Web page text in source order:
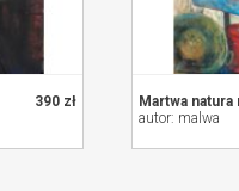
390 zł
Martwa
autor: malwa